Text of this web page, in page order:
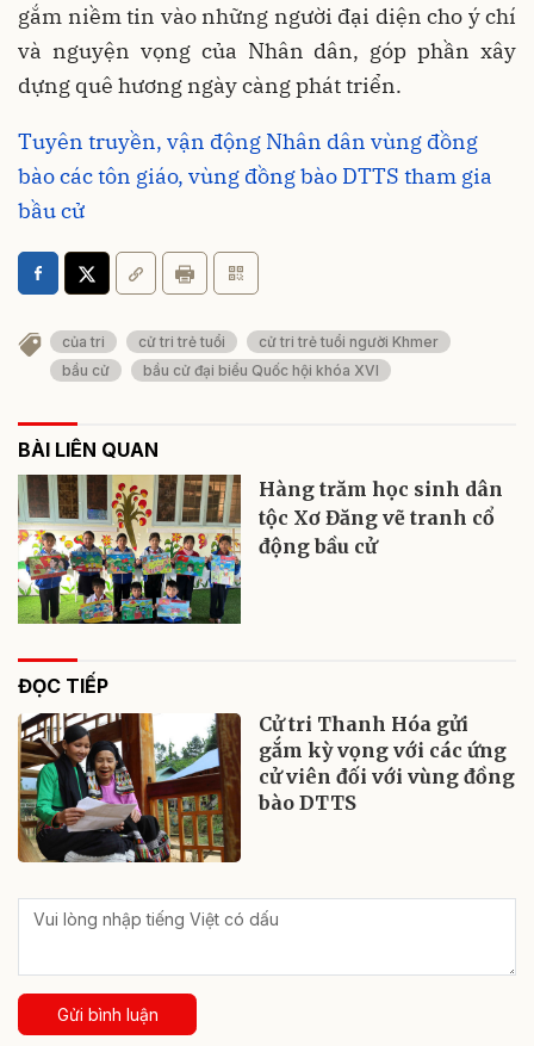
gắm niềm tin vào những người đại diện cho ý chí
và nguyện vọng của Nhân dân, góp phần xây
dựng quê hương ngày càng phát triển.
Tuyên truyền, vận động Nhân dân vùng đồng
bào các tôn giáo, vùng đồng bào DTTS tham gia
bầu cử
của tri cử tri trẻ tuổi
cử tri trẻ tuổi người Khmer
bầu cử
bầu cử đại biểu Quốc hội khóa XVI
BÀI LIÊN QUAN
Hàng trăm học sinh dân
tộc Xơ Đăng vẽ tranh cổ
động bầu cử
ĐỌC TIẾP
Cử tri Thanh Hóa gửi
gắm kỳ vọng với các ứng
cử viên đối với vùng đồng
bào DTTS
Gửi bình luận